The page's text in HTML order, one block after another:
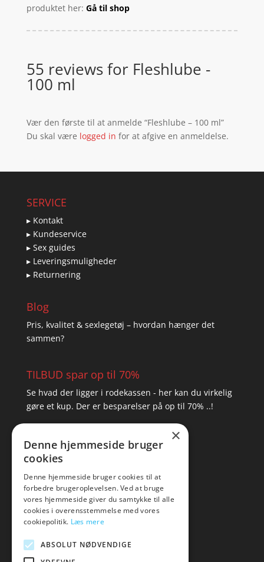
produktet her: Gå til shop
55 reviews for Fleshlube -
100 ml
Vær den første til at anmelde “Fleshlube – 100 ml”
Du skal være logged in for at afgive en anmeldelse.
SERVICE
▸ Kontakt
▸ Kundeservice
▸ Sex guides
▸ Leveringsmuligheder
▸ Returnering
Blog
Pris, kvalitet & sexlegetøj – hvordan hænger det
sammen?
TILBUD spar op til 70%
Se hvad der ligger i rodekassen - her kan du virkelig
gøre et kup. Der er besparelser på op til 70% ..!
Tlf: 7876 8672
Mail: hej@amare.dk
×
Denne hjemmeside bruger
cookies
Denne hjemmeside bruger cookies til at
forbedre brugeroplevelsen. Ved at bruge
vores hjemmeside giver du samtykke til alle
cookies i overensstemmelse med vores
cookiepolitik. Læs mere
ABSOLUT NØDVENDIGE